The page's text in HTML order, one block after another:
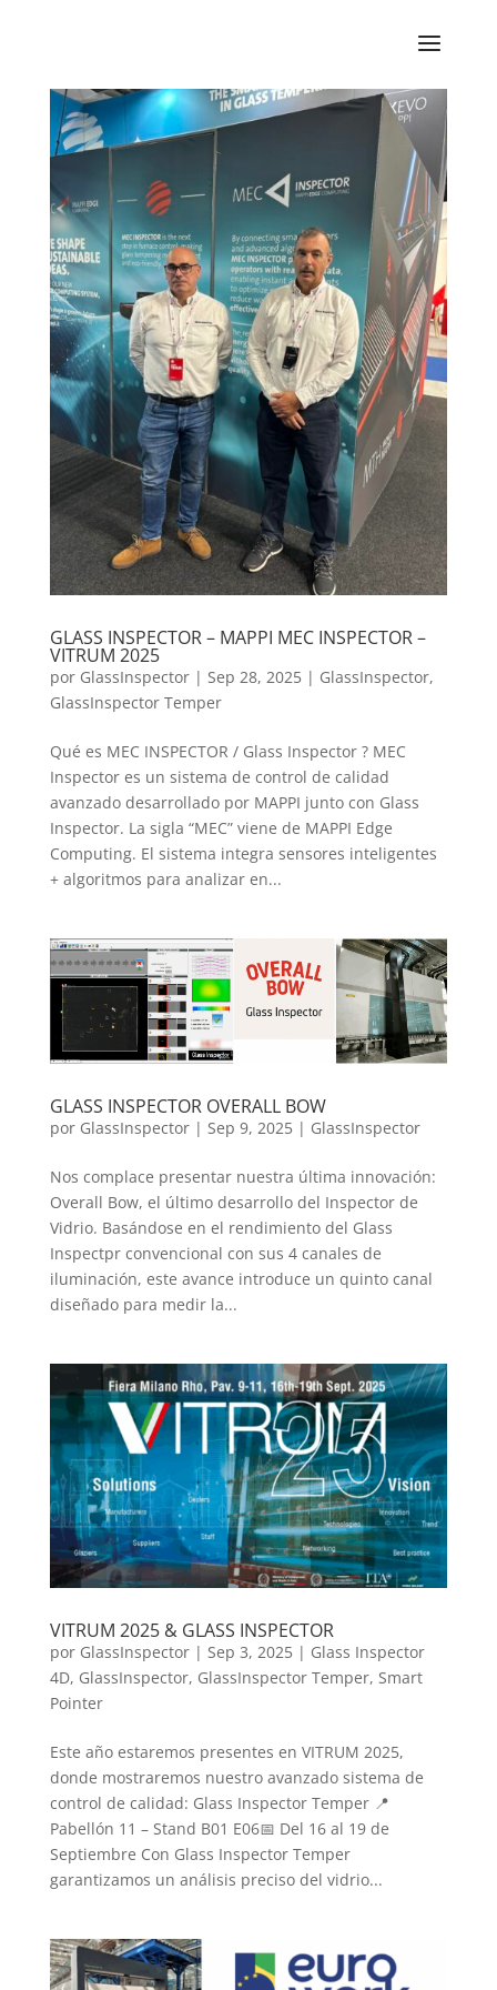
GLASS INSPECTOR – MAPPI MEC INSPECTOR –
VITRUM 2025
por GlassInspector| Sep 28, 2025| GlassInspector,
GlassInspector Temper
Qué es MEC INSPECTOR / Glass Inspector ? MEC
Inspector es un sistema de control de calidad
avanzado desarrollado por MAPPI junto con Glass
Inspector. La sigla “MEC” viene de MAPPI Edge
Computing. El sistema integra sensores inteligentes
+ algoritmos para analizar en...
GLASS INSPECTOR OVERALL BOW
por GlassInspector| Sep 9, 2025| GlassInspector
Nos complace presentar nuestra última innovación:
Overall Bow, el último desarrollo del Inspector de
Vidrio. Basándose en el rendimiento del Glass
Inspectpr convencional con sus 4 canales de
iluminación, este avance introduce un quinto canal
diseñado para medir la...
VITRUM 2025 & GLASS INSPECTOR
por GlassInspector| Sep 3, 2025| Glass Inspector
4D, GlassInspector, GlassInspector Temper, Smart
Pointer
Este año estaremos presentes en VITRUM 2025,
donde mostraremos nuestro avanzado sistema de
control de calidad: Glass Inspector Temper 📍
Pabellón 11 – Stand B01 E06📅 Del 16 al 19 de
Septiembre Con Glass Inspector Temper
garantizamos un análisis preciso del vidrio...